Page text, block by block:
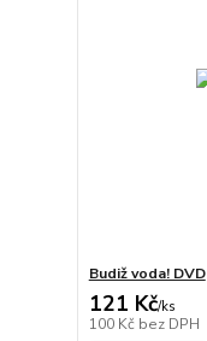
Budiž voda! DVD
121 Kč/ks
100 Kč bez DPH